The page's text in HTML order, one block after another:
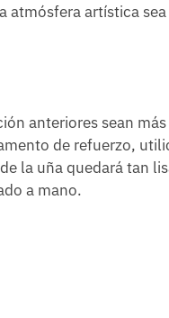
atmósfera artística sea
anteriores sean más
de refuerzo,
la uña quedará tan
a mano.